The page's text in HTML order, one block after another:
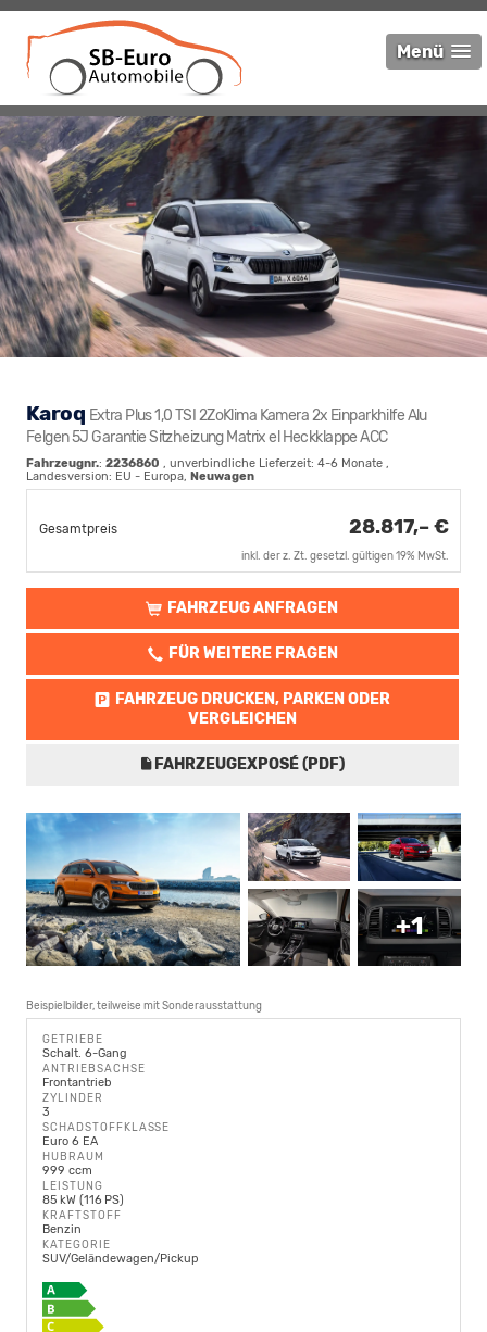
Menü
Karoq Extra Plus 1,0 TSI 2ZoKlima Kamera 2x Einparkhilfe Alu
Felgen 5J Garantie Sitzheizung Matrix el Heckklappe ACC
Fahrzeugnr.: 2236860 , unverbindliche Lieferzeit: 4-6 Monate ,
Landesversion: EU - Europa, Neuwagen
Gesamtpreis 28.817,– €
inkl. der z. Zt. gesetzl. gültigen 19% MwSt.
FAHRZEUG ANFRAGEN
FÜR WEITERE FRAGEN
FAHRZEUG DRUCKEN, PARKEN ODER
VERGLEICHEN
FAHRZEUGEXPOSÉ (PDF)
+1
Beispielbilder, teilweise mit Sonderausstattung
GETRIEBE
Schalt. 6-Gang
ANTRIEBSACHSE
Frontantrieb
ZYLINDER
3
SCHADSTOFFKLASSE
Euro 6 EA
HUBRAUM
999 ccm
LEISTUNG
85 kW (116 PS)
KRAFTSTOFF
Benzin
KATEGORIE
SUV/Geländewagen/Pickup